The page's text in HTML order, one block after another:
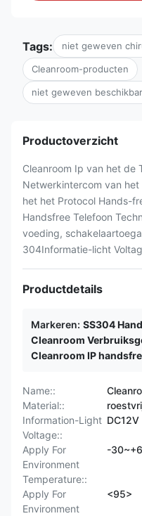
Tags: niet geweven
Cleanroom-producten
niet geweven
Productoverzicht
Cleanroom Ip van het de
Netwerkintercom van het
het het Protocol Hands-
Handsfree Telefoon
voeding,
304Informatie-licht
Productdetails
Markeren: SS304
Cleanroom
Cleanroom IP
Name::
Material::
Information-Light
Voltage::
DC12V
Apply For
Environment
Temperature::
-
Apply For
Environment
<95>